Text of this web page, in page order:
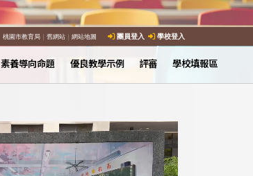
桃園市教育局｜ 舊網站｜ 網站地圖 團員登入 學校登入
素養導向命題 優良教學示例 評審 學校填報區